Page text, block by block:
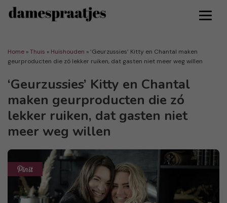
Home »Thuis » Huishouden »‘Geurzussies’ Kitty en Chantal maken
geurproducten die zó lekker ruiken, dat gasten niet meer weg willen
‘Geurzussies’ Kitty en Chantal
maken geurproducten die zó
lekker ruiken, dat gasten niet
meer weg willen